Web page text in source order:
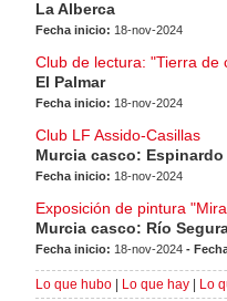
La Alberca
Fecha inicio: 18-nov-2024
Club de lectura: "Tierra de
El Palmar
Fecha inicio: 18-nov-2024
Club LF Assido-Casillas
Murcia casco: Espinardo
Fecha inicio: 18-nov-2024
Exposición de pintura
Murcia casco: Río
Fecha inicio: 18-nov-2024 -
Lo que hubo Lo que hay Lo